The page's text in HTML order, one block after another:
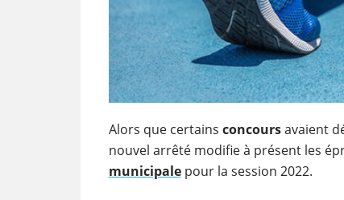
Alors que certains concoursavaient
nouvel arrêté modifie à présent les
municipalepour la session 2022.